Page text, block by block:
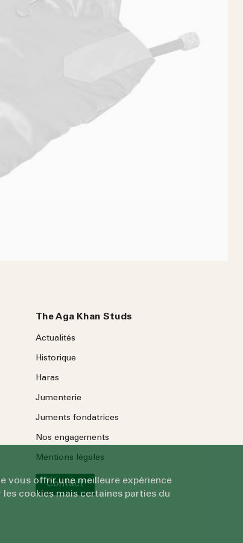
The Aga Khan Studs
Actualités
Historique
Haras
Jumenterie
Juments fondatrices
Nos engagements
Mentions légales
Contact
vous offrir une meilleure expérience
cookies mais certaines parties du